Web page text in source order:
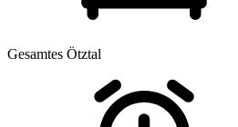
Gesamtes Ötztal